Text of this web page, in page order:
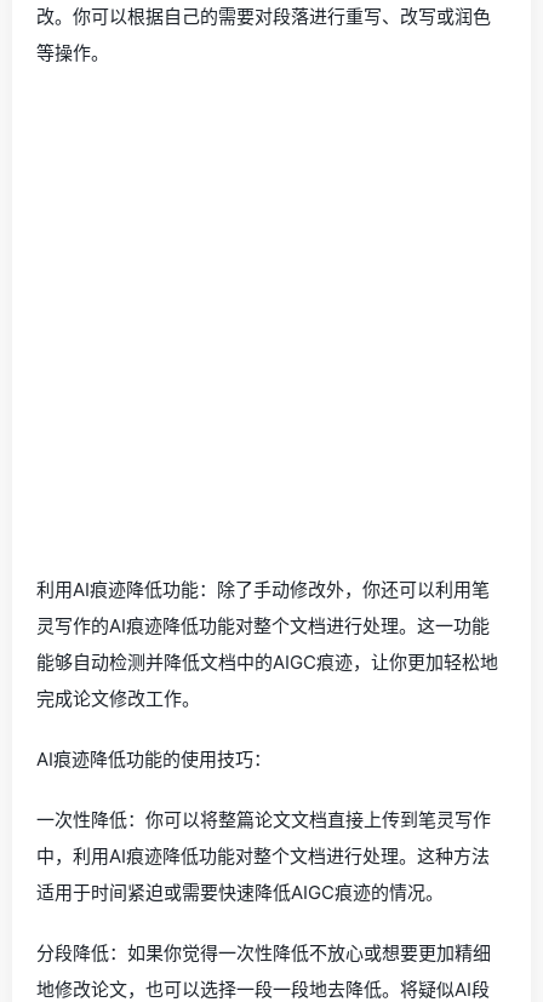
改。你可以根据自己的需要对段落进行重写、改写或润色
等操作。
利用AI痕迹降低功能：除了手动修改外，你还可以利用笔
灵写作的AI痕迹降低功能对整个文档进行处理。这一功能
能够自动检测并降低文档中的AIGC痕迹，让你更加轻松地
完成论文修改工作。
AI痕迹降低功能的使用技巧：
一次性降低：你可以将整篇论文文档直接上传到笔灵写作
中，利用AI痕迹降低功能对整个文档进行处理。这种方法
适用于时间紧迫或需要快速降低AIGC痕迹的情况。
分段降低：如果你觉得一次性降低不放心或想要更加精细
地修改论文，也可以选择一段一段地去降低。将疑似AI段